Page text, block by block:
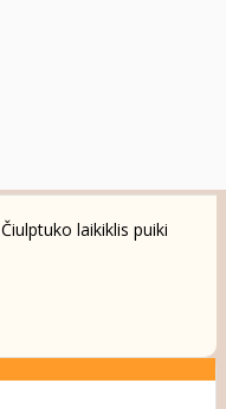
laikiklis puiki